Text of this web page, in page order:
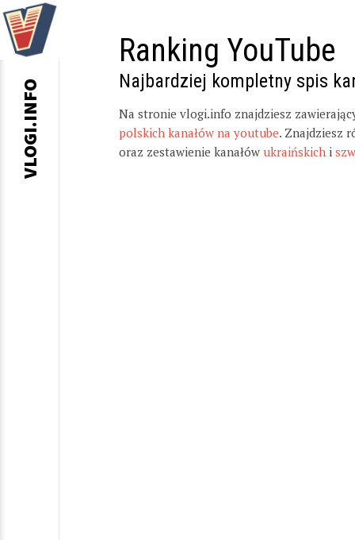
Ranking YouTube
Najbardziej kompletny spis
Na stronie vlogi.info znajdziesz
polskich kanałów na youtube. Znajdziesz
oraz zestawienie kanałów ukraińskich i
VLOGI.INFO